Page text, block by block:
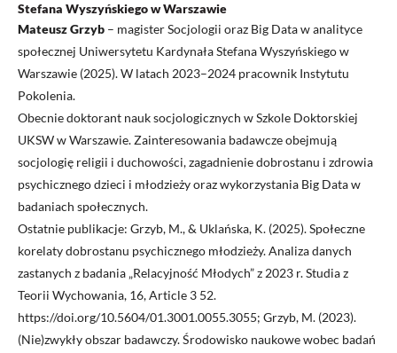
Stefana Wyszyńskiego w Warszawie
Mateusz Grzyb – magister Socjologii oraz Big Data w analityce
społecznej Uniwersytetu Kardynała Stefana Wyszyńskiego w
Warszawie (2025). W latach 2023–2024 pracownik Instytutu
Pokolenia.
Obecnie doktorant nauk socjologicznych w Szkole Doktorskiej
UKSW w Warszawie. Zainteresowania badawcze obejmują
socjologię religii i duchowości, zagadnienie dobrostanu i zdrowia
psychicznego dzieci i młodzieży oraz wykorzystania Big Data w
badaniach społecznych.
Ostatnie publikacje: Grzyb, M., & Uklańska, K. (2025). Społeczne
korelaty dobrostanu psychicznego młodzieży. Analiza danych
zastanych z badania „Relacyjność Młodych” z 2023 r. Studia z
Teorii Wychowania, 16, Article 3 52.
https://doi.org/10.5604/01.3001.0055.3055; Grzyb, M. (2023).
(Nie)zwykły obszar badawczy. Środowisko naukowe wobec badań